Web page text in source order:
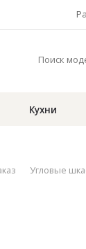
Кухни
Угловые